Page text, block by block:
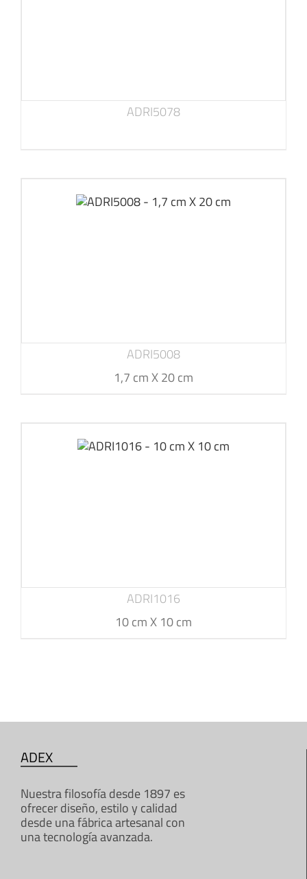
ADRI5078
ADRI5008
1,7 cm X 20 cm
ADRI1016
10 cm X 10 cm
ADEX
Nuestra filosofía desde 1897 es
ofrecer diseño, estilo y calidad
desde una fábrica artesanal con
una tecnología avanzada.